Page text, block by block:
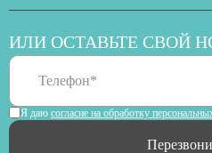
ИЛИ ОСТАВЬТЕ СВОЙ
Я даю согласие на обработку